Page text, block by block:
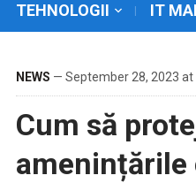
TEHNOLOGII IT
NEWS — September 28, 2023 at
Cum să